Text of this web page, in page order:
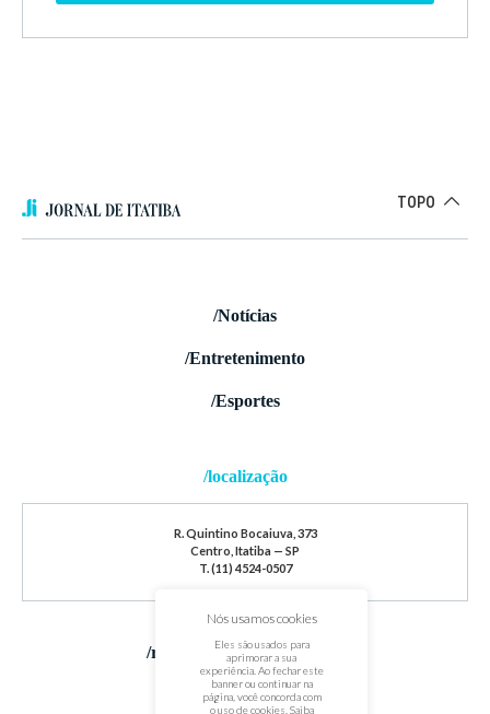
TOPO
/Notícias
/Entretenimento
/Esportes
/localização
R. Quintino Bocaiuva, 373
Centro, Itatiba — SP
T. (11) 4524-0507
/redes sociais
Nós usamos cookies
Eles são usados para
aprimorar a sua
experiência. Ao fechar este
banner ou continuar na
página, você concorda com
o uso de cookies. Saiba